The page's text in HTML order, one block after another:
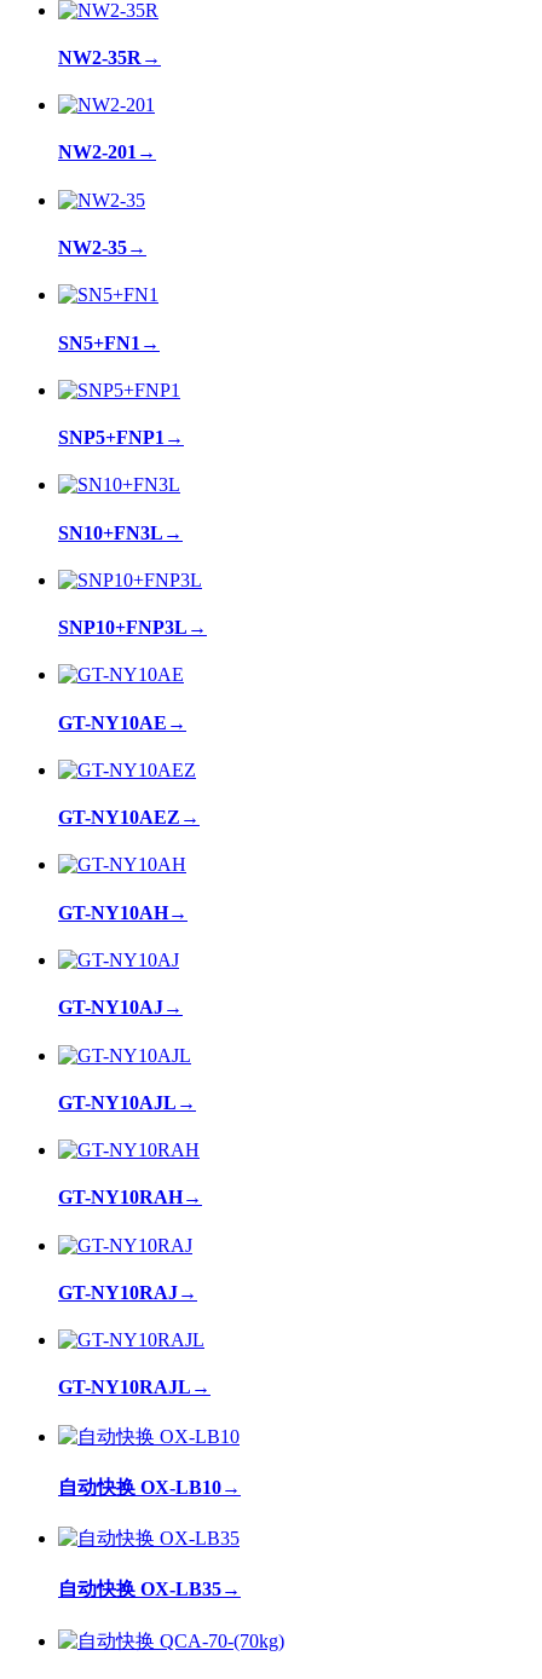
NW2-35R →
NW2-201→
NW2-35→
SN5+FN1 →
SNP5+FNP1 →
SN10+FN3L →
SNP10+FNP3L →
GT-NY10AE →
GT-NY10AEZ →
GT-NY10AH→
GT-NY10AJ→
GT-NY10AJL →
GT-NY10RAH→
GT-NY10RAJ→
GT-NY10RAJL →
自动快换 OX-LB10→
自动快换 OX-LB35→